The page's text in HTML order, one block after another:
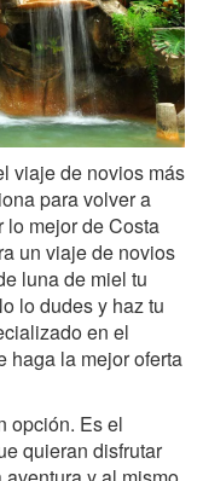
viaje de novios más
para volver a
lo mejor de Costa
un viaje de novios
luna de miel tu
lo dudes y haz tu
en el
haga la mejor oferta
opción. Es el
quieran disfrutar